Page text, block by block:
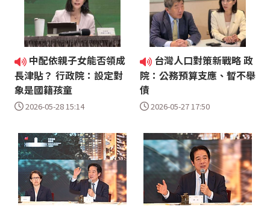
中配依親子女能否領成
長津貼？ 行政院：設定對
象是國籍孩童
2026-05-28 15:14
台灣人口對策新戰略 政
院：公務預算支應、暫不舉
債
2026-05-27 17:50